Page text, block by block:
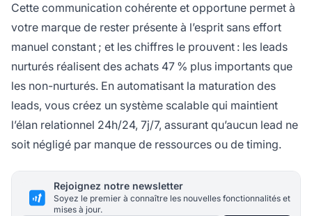
Cette communication cohérente et opportune permet à
votre marque de rester présente à l’esprit sans effort
manuel constant ; et les chiffres le prouvent : les leads
nurturés réalisent des achats 47 % plus importants que
les non-nurturés. En automatisant la maturation des
leads, vous créez un système scalable qui maintient
l’élan relationnel 24h/24, 7j/7, assurant qu’aucun lead ne
soit négligé par manque de ressources ou de timing.
Rejoignez notre newsletter
Soyez le premier à connaître les nouvelles fonctionnalités et
mises à jour.